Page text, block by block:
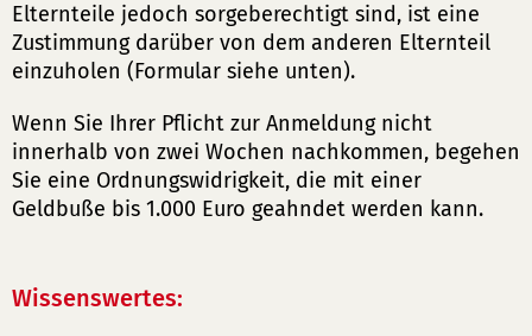
Elternteile jedoch sorgeberechtigt sind, ist eine
Zustimmung darüber von dem anderen Elternteil
einzuholen (Formular siehe unten).
Wenn Sie Ihrer Pflicht zur Anmeldung nicht
innerhalb von zwei Wochen nachkommen, begehen
Sie eine Ordnungswidrigkeit, die mit einer
Geldbuße bis 1.000 Euro geahndet werden kann.
Wissenswertes: